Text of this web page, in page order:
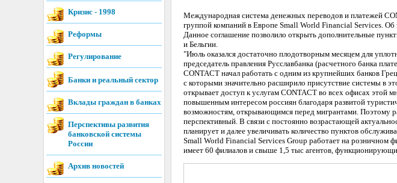
Кризис - 1998
Реформы
Регулирование
Банки и реальный сектор
Вклады граждан в банках
Перспективы развития
банковской системы
России
Архив новостей
Международная система денежных переводов и платежей
группой компаний в Европе Small World Financial Services.
Данное соглашение позволило открыть дополнительные
и Бельгии.
"Июль оказался достаточно плодотворным месяцем для
председатель правления Русславбанка (расчетного банка
CONTACT начал работать с одним из крупнейших банков
с которыми значительно расширило присутствие системы в
открывает доступ к услугам CONTACT во всех офисах этой
повышенным интересом россиян благодаря развитой
возможностям, открывающимся перед мигрантами. Поэтому
перспективный. В связи с постоянно возрастающей
планирует и далее увеличивать количество пунктов
Small World Financial Services Group работает на розничном
имеет 60 филиалов и свыше 1,5 тыс агентов,